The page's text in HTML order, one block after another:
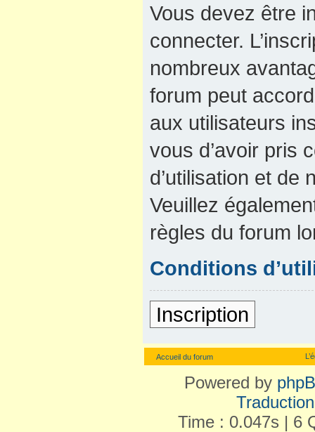
Vous devez être
connecter.
nombreux
forum peut
aux utilisateurs
vous d’avoir pris
d’utilisation et de
Veuillez
règles du forum
Conditions
Inscription
Accueil du forum
Powered by
Time : 0.047s | 6